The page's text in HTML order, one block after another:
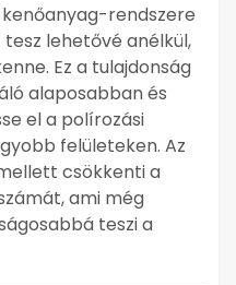
rendszere
lehetővé anélkül,
Ez a tulajdonság
alaposabban és
el a polírozási
felületeken. Az
csökkenti a
ami még
teszi a